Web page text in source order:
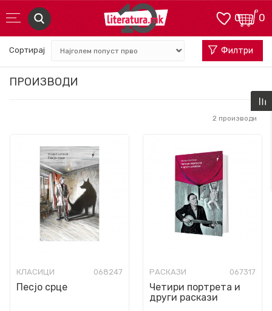
0
0
ПРОИЗВОДИ
Сортирај Филтри
2 производи
КЛАСИЦИ 068247
Песјо срце
РАСКАЗИ 067317
Четири портрета и
други раскази